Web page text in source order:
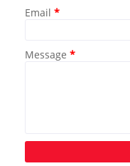
Email *
Message *